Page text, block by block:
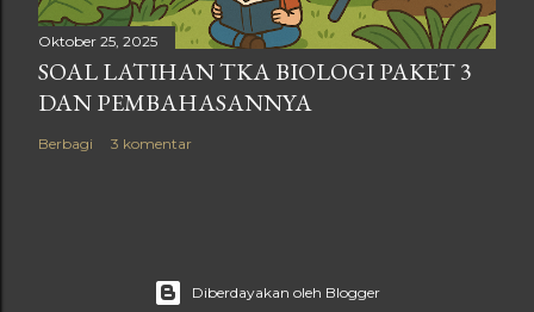
Oktober 25, 2025
SOAL LATIHAN TKA BIOLOGI PAKET 3
DAN PEMBAHASANNYA
Berbagi 3 komentar
Diberdayakan oleh Blogger